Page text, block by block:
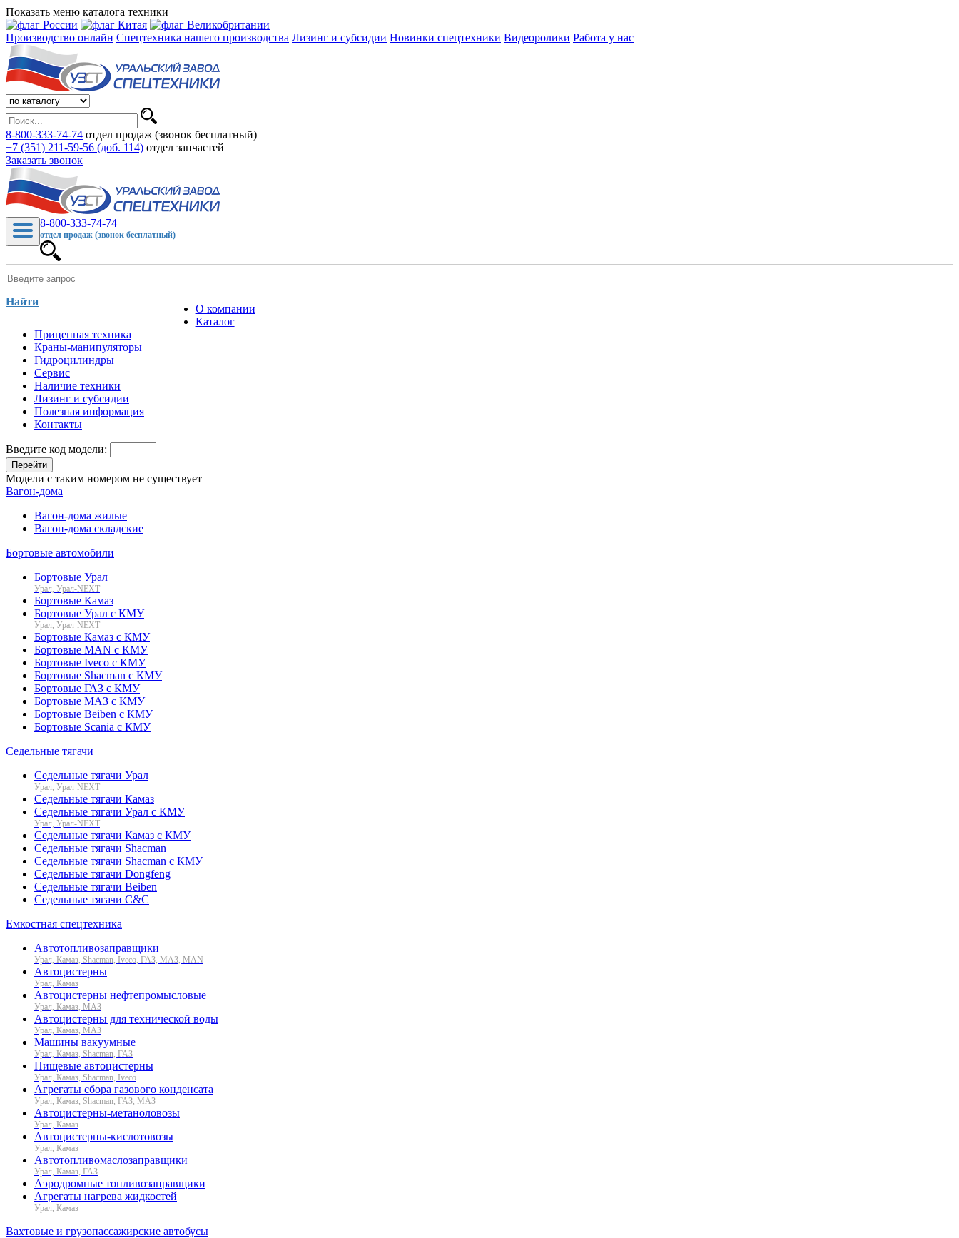
Показать меню каталога техники
Производство онлайн Спецтехника нашего производства Лизинг и субсидии Новинки спецтехники Видеоролики Работа у нас
8-800-333-74-74 отдел продаж (звонок бесплатный)
+7 (351) 211-59-56 (доб. 114) отдел запчастей
Заказать звонок
8-800-333-74-74
отдел продаж (звонок бесплатный)
Найти
О компании
Каталог
Прицепная техника
Краны-манипуляторы
Гидроцилиндры
Сервис
Наличие техники
Лизинг и субсидии
Полезная информация
Контакты
Введите код модели:
Перейти
Модели с таким номером не существует
Вагон-дома
Вагон-дома жилые
Вагон-дома складские
Бортовые автомобили
Бортовые Урал
Урал, Урал-NEXT
Бортовые Камаз
Бортовые Урал с КМУ
Урал, Урал-NEXT
Бортовые Камаз с КМУ
Бортовые MAN с КМУ
Бортовые Iveco с КМУ
Бортовые Shacman с КМУ
Бортовые ГАЗ с КМУ
Бортовые МАЗ с КМУ
Бортовые Beiben с КМУ
Бортовые Scania с КМУ
Седельные тягачи
Седельные тягачи Урал
Урал, Урал-NEXT
Седельные тягачи Камаз
Седельные тягачи Урал с КМУ
Урал, Урал-NEXT
Седельные тягачи Камаз с КМУ
Седельные тягачи Shacman
Седельные тягачи Shacman с КМУ
Седельные тягачи Dongfeng
Седельные тягачи Beiben
Седельные тягачи C&C
Емкостная спецтехника
Автотопливозаправщики
Урал, Камаз, Shacman, Iveco, ГАЗ, МАЗ, MAN
Автоцистерны
Урал, Камаз
Автоцистерны нефтепромысловые
Урал, Камаз, МАЗ
Автоцистерны для технической воды
Урал, Камаз, МАЗ
Машины вакуумные
Урал, Камаз, Shacman, ГАЗ
Пищевые автоцистерны
Урал, Камаз, Shacman, Iveco
Агрегаты сбора газового конденсата
Урал, Камаз, Shacman, ГАЗ, МАЗ
Автоцистерны-метаноловозы
Урал, Камаз
Автоцистерны-кислотовозы
Урал, Камаз
Автотопливомаслозаправщики
Урал, Камаз, ГАЗ
Аэродромные топливозаправщики
Агрегаты нагрева жидкостей
Урал, Камаз
Вахтовые и грузопассажирские автобусы